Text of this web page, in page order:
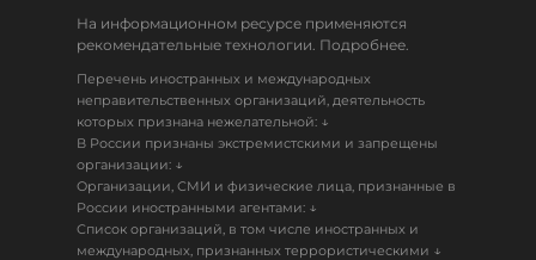
На информационном ресурсе применяются
рекомендательные технологии. Подробнее.
Перечень иностранных и международных
неправительственных организаций, деятельность
которых признана нежелательной: ↓
В России признаны экстремистскими и запрещены
организации: ↓
Организации, СМИ и физические лица, признанные в
России иностранными агентами: ↓
Список организаций, в том числе иностранных и
международных, признанных террористическими ↓